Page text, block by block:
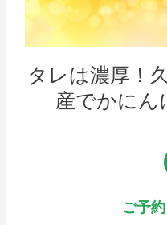
タレは濃厚！
産でかにん
ご予